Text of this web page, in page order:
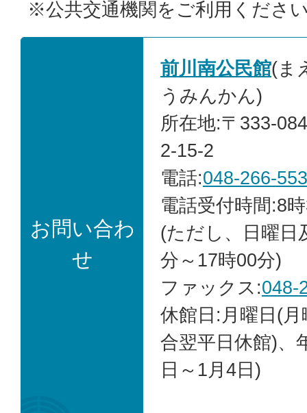
※公共交通機関をご利用くださ
お問い合わ
せ
前川南公民館(ま
うみんかん)
所在地:〒333-
2-15-2
電話:048-266-
電話受付時間:8
(ただし、日曜日
分～17時00分)
ファックス:048-
休館日:月曜日(
合翌平日休館)、
日～1月4日)